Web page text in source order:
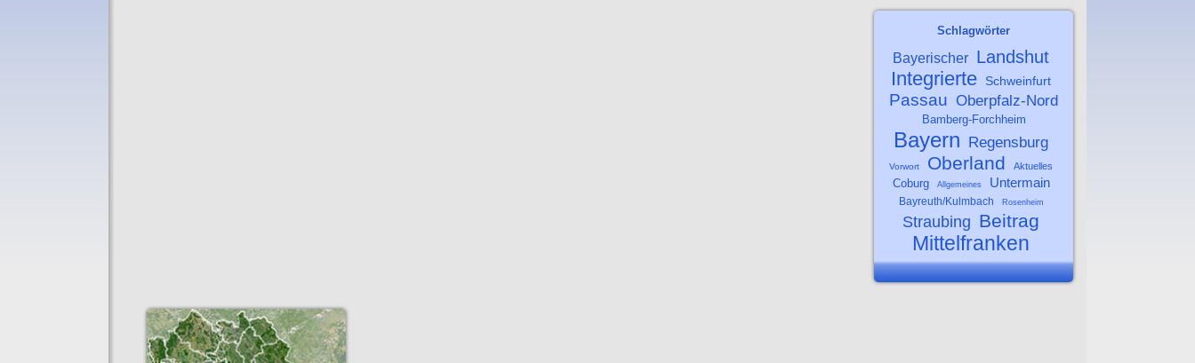
Schlagwörter
Bayerischer Landshut
Integrierte Schweinfurt
Passau Oberpfalz-Nord
Bamberg-Forchheim
Bayern Regensburg
Vorwort Oberland Aktuelles
Coburg Allgemeines Untermain
Bayreuth/Kulmbach Rosenheim
Straubing Beitrag
Mittelfranken